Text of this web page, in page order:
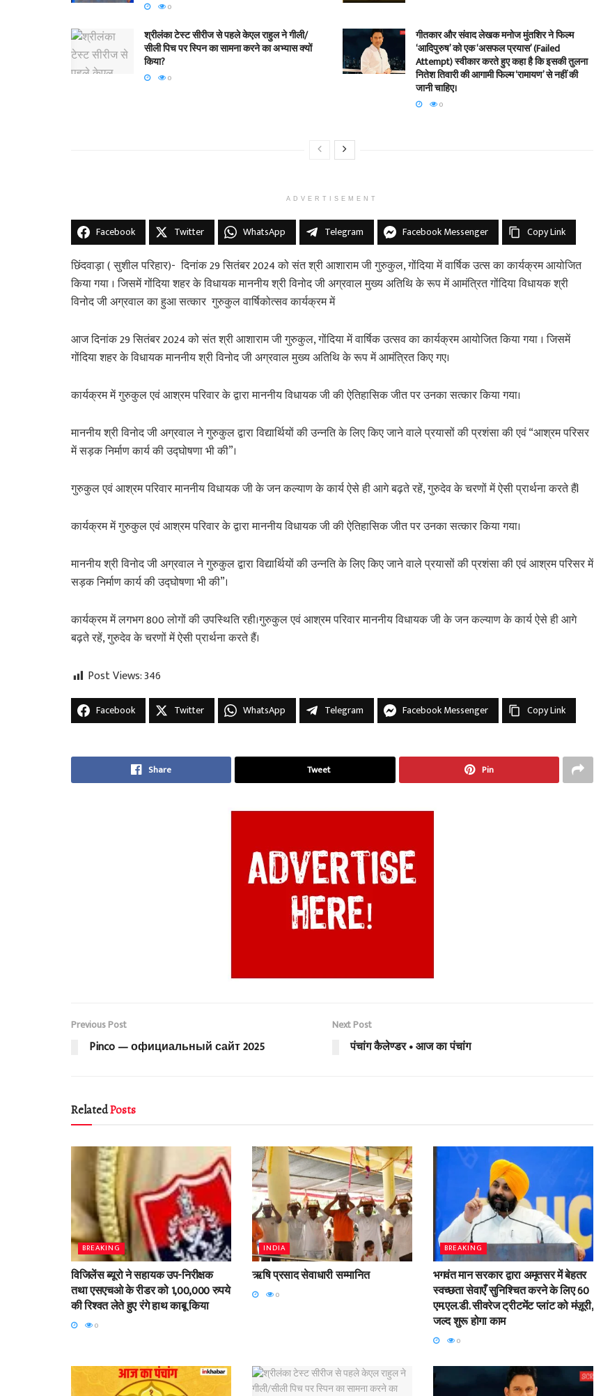
0
श्रीलंका टेस्ट सीरीज से पहले केएल राहुल ने गीली/
सीली पिच पर स्पिन का सामना करने का अभ्यास क्यों
किया?
0
गीतकार और संवाद लेखक मनोज मुंतशिर ने फिल्म
‘आदिपुरुष’ को एक ‘असफल प्रयास’ (Failed
Attempt) स्वीकार करते हुए कहा है कि इसकी तुलना
नितेश तिवारी की आगामी फिल्म ‘रामायण’ से नहीं की
जानी चाहिए।
0
ADVERTISEMENT
Facebook Twitter WhatsApp Telegram Facebook Messenger Copy Link
छिंदवाड़ा ( सुशील परिहार)- दिनांक 29 सितंबर 2024 को संत श्री आशाराम जी गुरुकुल, गोंदिया में वार्षिक उत्स का कार्यक्रम आयोजित
किया गया । जिसमें गोंदिया शहर के विधायक माननीय श्री विनोद जी अग्रवाल मुख्य अतिथि के रूप में आमंत्रित गोंदिया विधायक श्री
विनोद जी अग्रवाल का हुआ सत्कार गुरुकुल वार्षिकोत्सव कार्यक्रम में
आज दिनांक 29 सितंबर 2024 को संत श्री आशाराम जी गुरुकुल, गोंदिया में वार्षिक उत्सव का कार्यक्रम आयोजित किया गया । जिसमें
गोंदिया शहर के विधायक माननीय श्री विनोद जी अग्रवाल मुख्य अतिथि के रूप में आमंत्रित किए गए।
कार्यक्रम में गुरुकुल एवं आश्रम परिवार के द्वारा माननीय विधायक जी की ऐतिहासिक जीत पर उनका सत्कार किया गया।
माननीय श्री विनोद जी अग्रवाल ने गुरुकुल द्वारा विद्यार्थियों की उन्नति के लिए किए जाने वाले प्रयासों की प्रशंसा की एवं “आश्रम परिसर
में सड़क निर्माण कार्य की उद्घोषणा भी की”।
गुरुकुल एवं आश्रम परिवार माननीय विधायक जी के जन कल्याण के कार्य ऐसे ही आगे बढ़ते रहें, गुरुदेव के चरणों में ऐसी प्रार्थना करते हैंl
कार्यक्रम में गुरुकुल एवं आश्रम परिवार के द्वारा माननीय विधायक जी की ऐतिहासिक जीत पर उनका सत्कार किया गया।
माननीय श्री विनोद जी अग्रवाल ने गुरुकुल द्वारा विद्यार्थियों की उन्नति के लिए किए जाने वाले प्रयासों की प्रशंसा की एवं आश्रम परिसर में
सड़क निर्माण कार्य की उद्घोषणा भी की”।
कार्यक्रम में लगभग 800 लोगों की उपस्थिति रही।गुरुकुल एवं आश्रम परिवार माननीय विधायक जी के जन कल्याण के कार्य ऐसे ही आगे
बढ़ते रहें, गुरुदेव के चरणों में ऐसी प्रार्थना करते हैं।
Post Views:346
Facebook Twitter WhatsApp Telegram Facebook Messenger Copy Link
Share Tweet Pin
Previous Post
Pinco — официальный сайт 2025
Next Post
पंचांग कैलेण्डर • आज का पंचांग
RelatedPosts
BREAKING
विजिलेंस ब्यूरो ने सहायक उप-निरीक्षक
तथा एसएचओ के रीडर को 1,00,000 रुपये
की रिश्वत लेते हुए रंगे हाथ काबू किया
0
INDIA
ऋषि प्रसाद सेवाधारी सम्मानित
0
BREAKING
भगवंत मान सरकार द्वारा अमृतसर में बेहतर
स्वच्छता सेवाएँ सुनिश्चित करने के लिए 60
एम.एल.डी. सीवरेज ट्रीटमेंट प्लांट को मंज़ूरी,
जल्द शुरू होगा काम
0